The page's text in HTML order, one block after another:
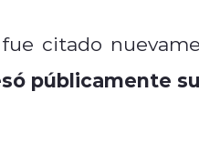
citado
públicamente